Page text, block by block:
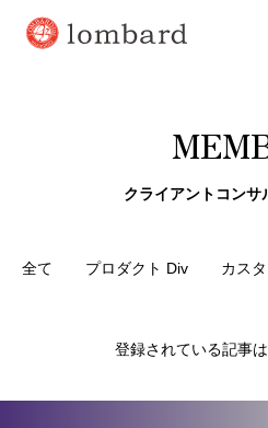
WHO WE ARE
お客様から「選ばれる」会社に
価値を創造し、価値を高め、価値を
RECRUIT
クライアントコン
全て プロダクト Div カス
登録されている記事は